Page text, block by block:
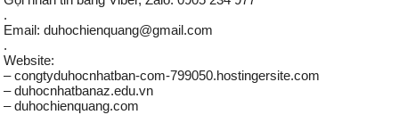
.
Email: duhochienquang@gmail.com
.
Website:
– congtyduhocnhatban-com-799050.hostingersite.com
– duhocnhatbanaz.edu.vn
– duhochienquang.com